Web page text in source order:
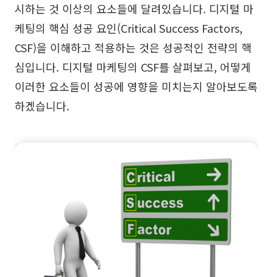
스크럼 도구
브레인스토밍
팀 협업
리서치 및 분석
창의성 & 다이어그램
AI 마인드맵
AI 플로우차트
시하는 것 이상의 요소들에 달려있습니다. 디지털 마
케팅의 핵심 성공 요인(Critical Success Factors,
CSF)을 이해하고 적용하는 것은 성공적인 전략의 핵
심입니다. 디지털 마케팅의 CSF를 살펴보고, 어떻게
이러한 요소들이 성공에 영향을 미치는지 알아보도록
하겠습니다.